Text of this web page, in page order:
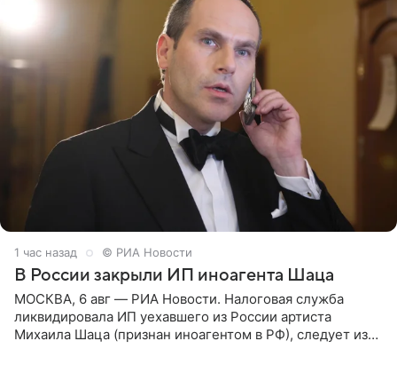
1 час назад © РИА Новости
В России закрыли ИП иноагента Шаца
МОСКВА, 6 авг — РИА Новости. Налоговая служба
ликвидировала ИП уехавшего из России артиста
Михаила Шаца (признан иноагентом в РФ), следует из